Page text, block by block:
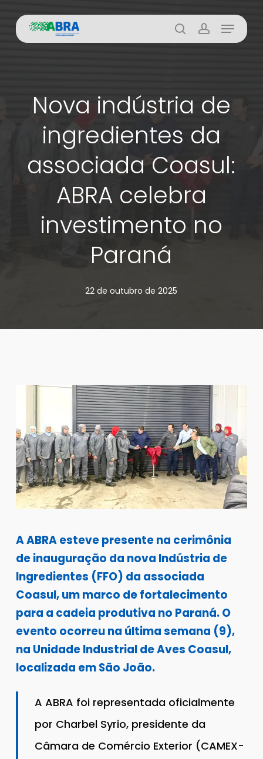
main
buscaaccount
Menu
Nova indústria de
ingredientes da
associada Coasul:
ABRA celebra
investimento no
Paraná
22 de outubro de 2025
A ABRA esteve presente na cerimônia
de inauguração da nova Indústria de
Ingredientes (FFO) da associada
Coasul, um marco de fortalecimento
para a cadeia produtiva no Paraná. O
evento ocorreu na última semana (9),
na Unidade Industrial de Aves Coasul,
localizada em São João.
A ABRA foi representada oficialmente
por Charbel Syrio, presidente da
Câmara de Comércio Exterior (CAMEX-